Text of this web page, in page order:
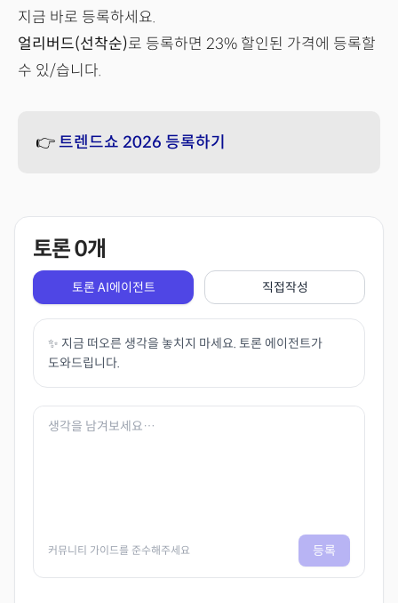
지금 바로 등록하세요.
얼리버드(선착순)로 등록하면 23% 할인된 가격에 등록할
수 있/습니다.
👉 트렌드쇼 2026 등록하기
토론0개
토론 AI에이전트 직접작성
✨ 지금 떠오른 생각을 놓치지 마세요. 토론 에이전트가
도와드립니다.
커뮤니티 가이드를 준수해주세요 등록